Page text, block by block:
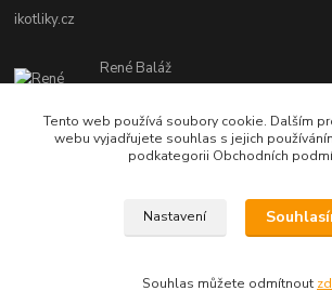
ikotliky.cz
René Baláž
Eshop: +421 902 212
od 8:00 - do 16:00 hod
info@ikotliky.cz
Copyright © 2014-2020 IKOTLIKY.CZ, všetky
Tento web používá soubory cookie. Dalším
webu vyjadřujete souhlas s jejich
podkategorii Obchodních
Nastavení
Souhlas můžete odmítnout